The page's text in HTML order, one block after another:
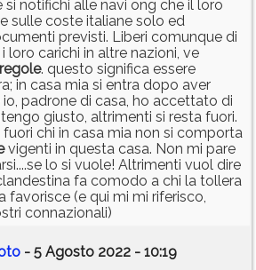
si notifichi alle navi ong che il loro
sulle coste italiane solo ed
previsti. Liberi comunque di
loro carichi in altre nazioni, ve
regole. questo significa essere
in casa mia si entra dopo aver
padrone di casa, ho accettato di
giusto, altrimenti si resta fuori.
chi in casa mia non si comporta
vigenti in questa casa. Non mi pare
lo si vuole! Altrimenti vuol dire
fa comodo a chi la tollera
favorisce (e qui mi mi riferisco,
connazionali)
- 5 Agosto 2022 - 10:19